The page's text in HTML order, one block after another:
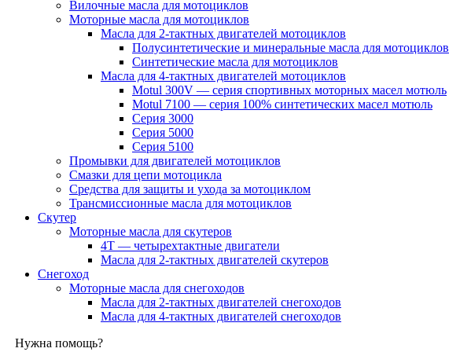
Вилочные масла для мотоциклов
Моторные масла для мотоциклов
Масла для 2-тактных двигателей мотоциклов
Полусинтетические и минеральные масла для мотоциклов
Синтетические масла для мотоциклов
Масла для 4-тактных двигателей мотоциклов
Motul 300V — серия спортивных моторных масел мотюль
Motul 7100 — серия 100% синтетических масел мотюль
Серия 3000
Серия 5000
Серия 5100
Промывки для двигателей мотоциклов
Смазки для цепи мотоцикла
Средства для защиты и ухода за мотоциклом
Трансмиссионные масла для мотоциклов
Скутер
Моторные масла для скутеров
4Т — четырехтактные двигатели
Масла для 2-тактных двигателей скутеров
Снегоход
Моторные масла для снегоходов
Масла для 2-тактных двигателей снегоходов
Масла для 4-тактных двигателей снегоходов
Нужна помощь?